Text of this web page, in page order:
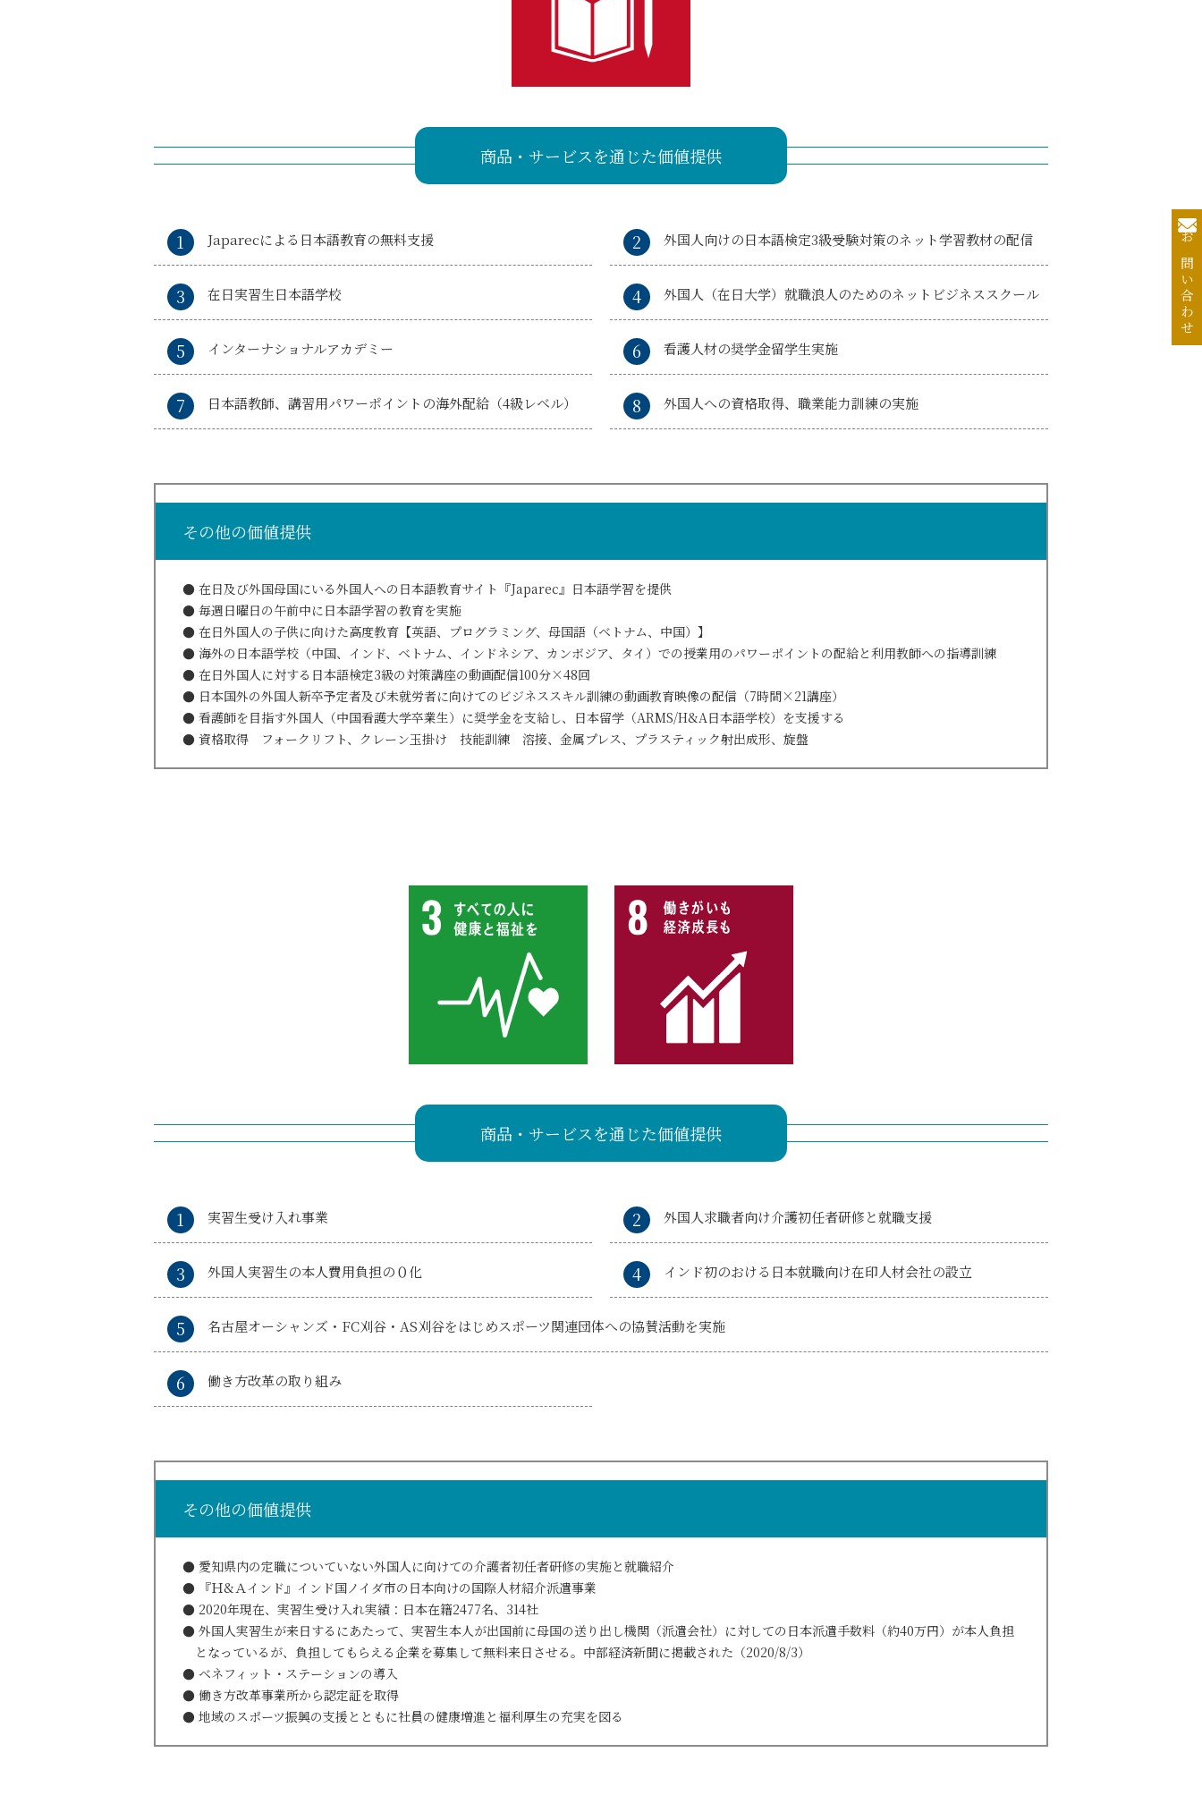
商品・サービスを通じた価値提供
Japarecによる日本語教育の無料支援 外国人向けの日本語検定3級受験対策のネット学習教材の配信
在日実習生日本語学校 外国人（在日大学）就職浪人のためのネットビジネススクール
インターナショナルアカデミー 看護人材の奨学金留学生実施
日本語教師、講習用パワーポイントの海外配給（4級レベル） 外国人への資格取得、職業能力訓練の実施
その他の価値提供
在日及び外国母国にいる外国人への日本語教育サイト『Japarec』日本語学習を提供
毎週日曜日の午前中に日本語学習の教育を実施
在日外国人の子供に向けた高度教育【英語、プログラミング、母国語（ベトナム、中国）】
海外の日本語学校（中国、インド、ベトナム、 インドネシア、カンボジア、タイ）での授業用のパワーポイントの配給と利用教師への指導訓練
在日外国人に対する日本語検定3級の対策講座の動画配信100分×48回
日本国外の外国人新卒予定者及び未就労者に向けてのビジネススキル訓練の動画教育映像の配信 （7時間×21講座）
看護師を目指す外国人（中国看護大学卒業生）に奨学金を支給し、日本留学（ARMS/H&A日本語学校）を支援する
資格取得 フォークリフト、クレーン玉掛け 技能訓練 溶接、金属プレス、プラスティック射出成形、 旋盤
商品・サービスを通じた価値提供
実習生受け入れ事業 外国人求職者向け介護初任者研修と就職支援
外国人実習生の本人費用負担の０化 インド初のおける日本就職向け在印人材会社の設立
名古屋オーシャンズ・FC刈谷・AS刈谷をはじめスポーツ関連団体への協賛活動を実施
働き方改革の取り組み
その他の価値提供
愛知県内の定職についていない外国人に向けての介護者初任者研修の実施と就職紹介
『Ｈ&Ａインド』インド国ノイダ市の日本向けの国際人材紹介派遣事業
2020年現在、実習生受け入れ実績： 日本在籍2477名、314社
外国人実習生が来日するにあたって、実習生本人が出国前に母国の送り出し機関（派遣会社）に対しての 日本派遣手数料（約40万円）が本人負担
となっているが、負担してもらえる企業を募集して無料来日させる。中部経済新聞に掲載された（2020/8/3）
ベネフィット・ステーションの導入
働き方改革事業所から認定証を取得
地域のスポーツ振興の支援とともに社員の健康増進と 福利厚生の充実を図る
お問い合わせ